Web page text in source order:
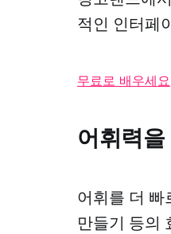
적인 인터페
무료로 배우세요
어휘력
어휘를 더 빠
만들기 등의